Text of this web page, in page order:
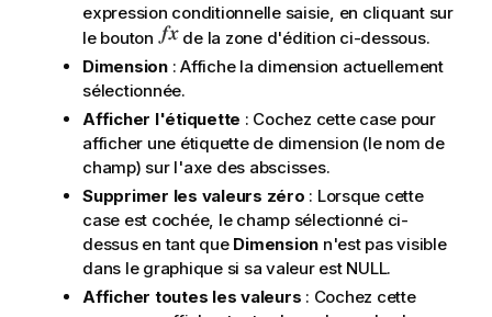
expression conditionnelle saisie, en cliquant sur
le bouton
de la zone d'édition ci-dessous.
Dimension: Affiche la dimension actuellement
sélectionnée.
Afficher l'étiquette : Cochez cette case pour
afficher une étiquette de dimension (le nom de
champ) sur l'axe des abscisses.
Supprimer les valeurs zéro : Lorsque cette
case est cochée, le champ sélectionné ci-
dessus en tant que Dimension n'est pas visible
dans le graphique si sa valeur est NULL.
Afficher toutes les valeurs : Cochez cette